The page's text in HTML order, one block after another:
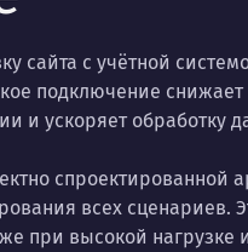
сайта с учётной
подключение
и ускоряет обработку
спроектированной
всех сценариев.
при высокой нагрузке